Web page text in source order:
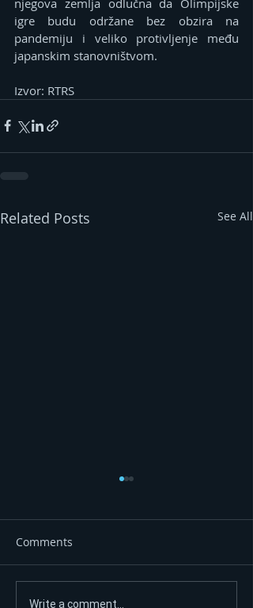
igre budu održane bez obzira na
pandemiju i veliko protivljenje među
japanskim stanovništvom.
Izvor: RTRS
Related Posts See All
Comments
Write a comment...